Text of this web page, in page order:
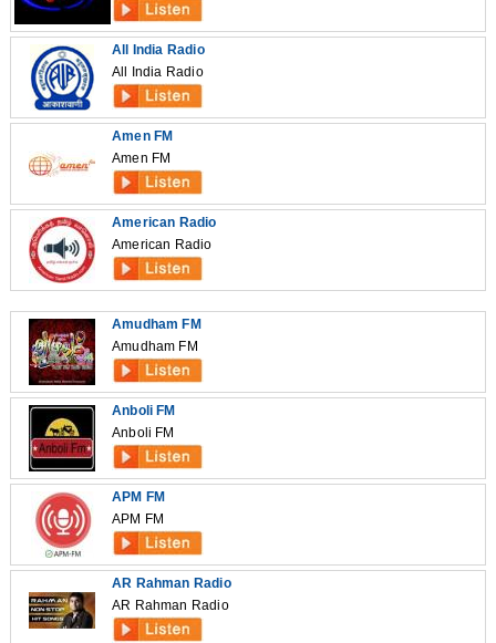
All India Radio
All India Radio
Amen FM
Amen FM
American Radio
American Radio
Amudham FM
Amudham FM
Anboli FM
Anboli FM
APM FM
APM FM
AR Rahman Radio
AR Rahman Radio